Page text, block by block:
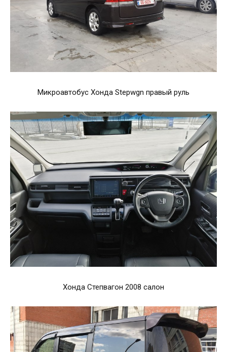
Микроавтобус Хонда Stepwgn правый руль
Хонда Степвагон 2008 салон